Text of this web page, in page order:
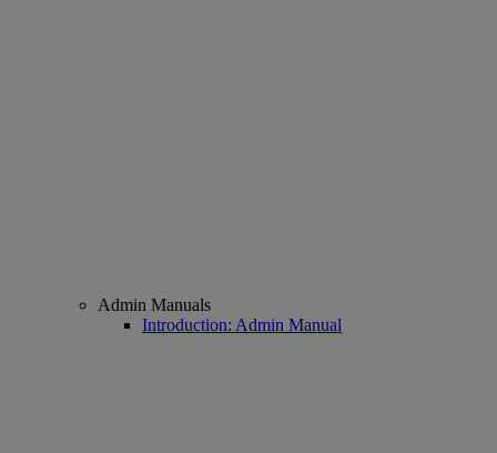
Admin Manuals
Introduction: Admin Manual